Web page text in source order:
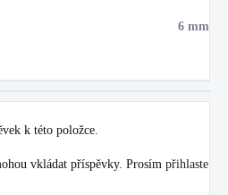
6 mm
k této položce.
vkládat příspěvky. Prosím přihlaste